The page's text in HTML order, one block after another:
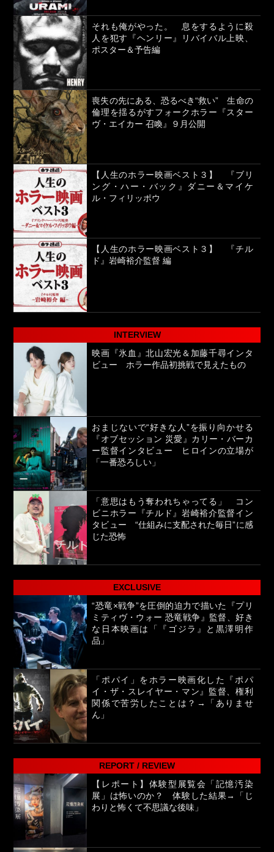
それも俺がやった。 息をするように殺
人を犯す『ヘンリー』リバイバル上映、
ポスター＆予告編
喪失の先にある、恐るべき“救い” 生命の
倫理を揺るがすフォークホラー『スター
ヴ・エイカー 召喚』９月公開
【人生のホラー映画ベスト３】 『ブリ
ング・ハー・バック』ダニー＆マイケ
ル・フィリッポウ
【人生のホラー映画ベスト３】 『チル
ド』岩崎裕介監督 編
INTERVIEW
映画『氷血』北山宏光＆加藤千尋インタ
ビュー ホラー作品初挑戦で見えたもの
おまじないで“好きな人”を振り向かせる
『オブセッション 災愛』カリー・バーカ
ー監督インタビュー ヒロインの立場が
「一番恐ろしい」
「意思はもう奪われちゃってる」 コン
ビニホラー『チルド』岩崎裕介監督イン
タビュー “仕組みに支配された毎日”に感
じた恐怖
EXCLUSIVE
“恐竜×戦争”を圧倒的迫力で描いた『プリ
ミティヴ・ウォー 恐竜戦争』監督、好き
な日本映画は「『ゴジラ』と黒澤明作
品」
「ポパイ」をホラー映画化した『ポパ
イ・ザ・スレイヤー・マン』監督、権利
関係で苦労したことは？→「ありませ
ん」
REPORT / REVIEW
【レポート】体験型展覧会「記憶汚染
展」は怖いのか？ 体験した結果→「じ
わりと怖くて不思議な後味」